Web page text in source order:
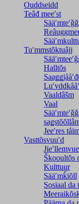
Ouddseidd
Teâđ meeʹst
Sääʹmteʹǧǧ
Tuʹmmstõktuâjj
Halltõs
Vaaldâšm
Vaal
Jeeʹres
Vasttõsvuuʹd
Škooultõs
Kulttuur
Sääʹmǩiõll
Sosiaal da